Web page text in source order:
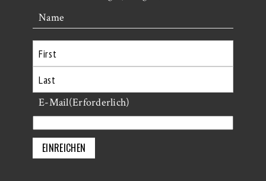
Name
Erste
Letzte
E-Mail(Erforderlich)